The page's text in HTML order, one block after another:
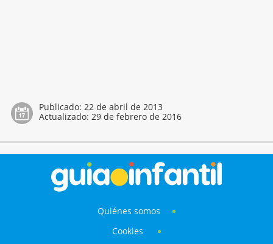
Publicado: 22 de abril de 2013
Actualizado: 29 de febrero de 2016
Quiénes somos
Cookies